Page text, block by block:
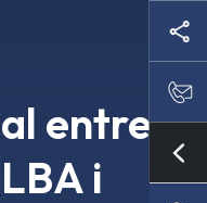
entre
i